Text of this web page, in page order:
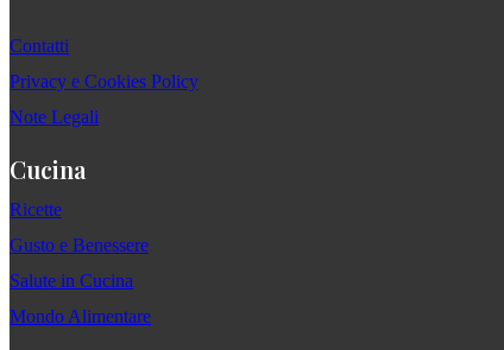
Contatti
Privacy e Cookies Policy
Note Legali
Cucina
Ricette
Gusto e Benessere
Salute in Cucina
Mondo Alimentare